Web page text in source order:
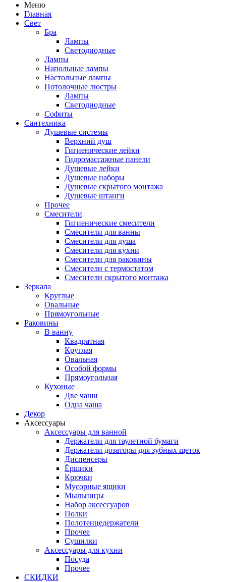
Меню
Главная
Свет
Бра
Лампы
Светодиодные
Лампы
Напольные лампы
Настольные лампы
Потолочные люстры
Лампы
Светодиодные
Софиты
Сантехника
Душевые системы
Верхний душ
Гигиенические лейки
Гидромассажные панели
Душевые лейки
Душевые наборы
Душевые скрытого монтажа
Душевые штанги
Прочее
Смесители
Гигиенические смесители
Смесители для ванны
Смесители для душа
Смесители для кухни
Смесители для раковины
Смесители с термостатом
Смесители скрытого монтажа
Зеркала
Круглые
Овальные
Прямоугольные
Раковины
В ванну
Квадратная
Круглая
Овальная
Особой формы
Прямоугольная
Кухоные
Две чаши
Одна чаша
Декор
Аксессуары
Аксессуары для ванной
Держатели для таулетной бумаги
Держатели дозаторы для зубных щеток
Диспенсеры
Ёршики
Крючки
Мусорные ящики
Мыльницы
Набор аксессуаров
Полки
Полотенцедержатели
Прочее
Сушилки
Аксессуары для кухни
Посуда
Прочее
СКИДКИ